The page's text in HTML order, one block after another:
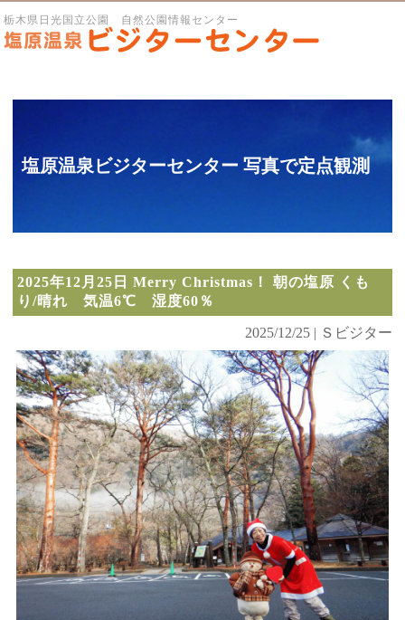
栃木県日光国立公園 自然公園情報センター
塩原温泉ビジターセンター 写真で定点観測
2025年12月25日 Merry Christmas！ 朝の塩原 くも
り/晴れ 気温6℃ 湿度60％
2025/12/25 | Ｓビジター